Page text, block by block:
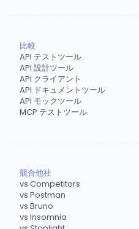
比較
API テストツール
API 設計ツール
API クライアント
API ドキュメントツール
API モックツール
MCP テストツール
競合他社
vs Competitors
vs Postman
vs Bruno
vs Insomnia